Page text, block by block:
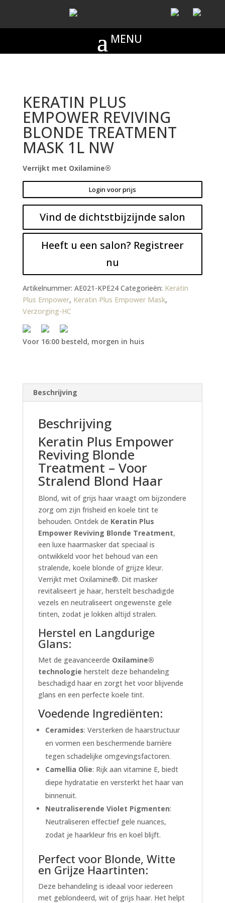
KERATIN PLUS
EMPOWER REVIVING
BLONDE TREATMENT
MASK 1L NW
Verrijkt met Oxilamine®
Login voor prijs
Vind de dichtstbijzijnde salon
Heeft u een salon? Registreer
nu
Artikelnummer: AE021-KPE24 Categorieën: Keratin
Plus Empower, Keratin Plus Empower Mask,
Verzorging-HC
Voor 16:00 besteld, morgen in huis
Beschrijving
Beschrijving
Keratin Plus Empower
Reviving Blonde
Treatment – Voor
Stralend Blond Haar
Blond, wit of grijs haar vraagt om bijzondere
zorg om zijn frisheid en koele tint te
behouden. Ontdek de Keratin Plus
Empower Reviving Blonde Treatment,
een luxe haarmasker dat speciaal is
ontwikkeld voor het behoud van een
stralende, koele blonde of grijze kleur.
Verrijkt met Oxilamine®. Dit masker
revitaliseert je haar, herstelt beschadigde
vezels en neutraliseert ongewenste gele
tinten, zodat je lokken altijd stralen.
Herstel en Langdurige
Glans:
Met de geavanceerde Oxilamine®
technologie herstelt deze behandeling
beschadigd haar en zorgt het voor blijvende
glans en een perfecte koele tint.
Voedende Ingrediënten:
Ceramides: Versterken de haarstructuur
en vormen een beschermende barrière
tegen schadelijke omgevingsfactoren.
Camellia Olie: Rijk aan vitamine E, biedt
diepe hydratatie en versterkt het haar van
binnenuit.
Neutraliserende Violet Pigmenten:
Neutraliseren effectief gele nuances,
zodat je haarkleur fris en koel blijft.
Perfect voor Blonde, Witte
en Grijze Haartinten:
Deze behandeling is ideaal voor iedereen
met geblondeerd, wit of grijs haar. Het helpt